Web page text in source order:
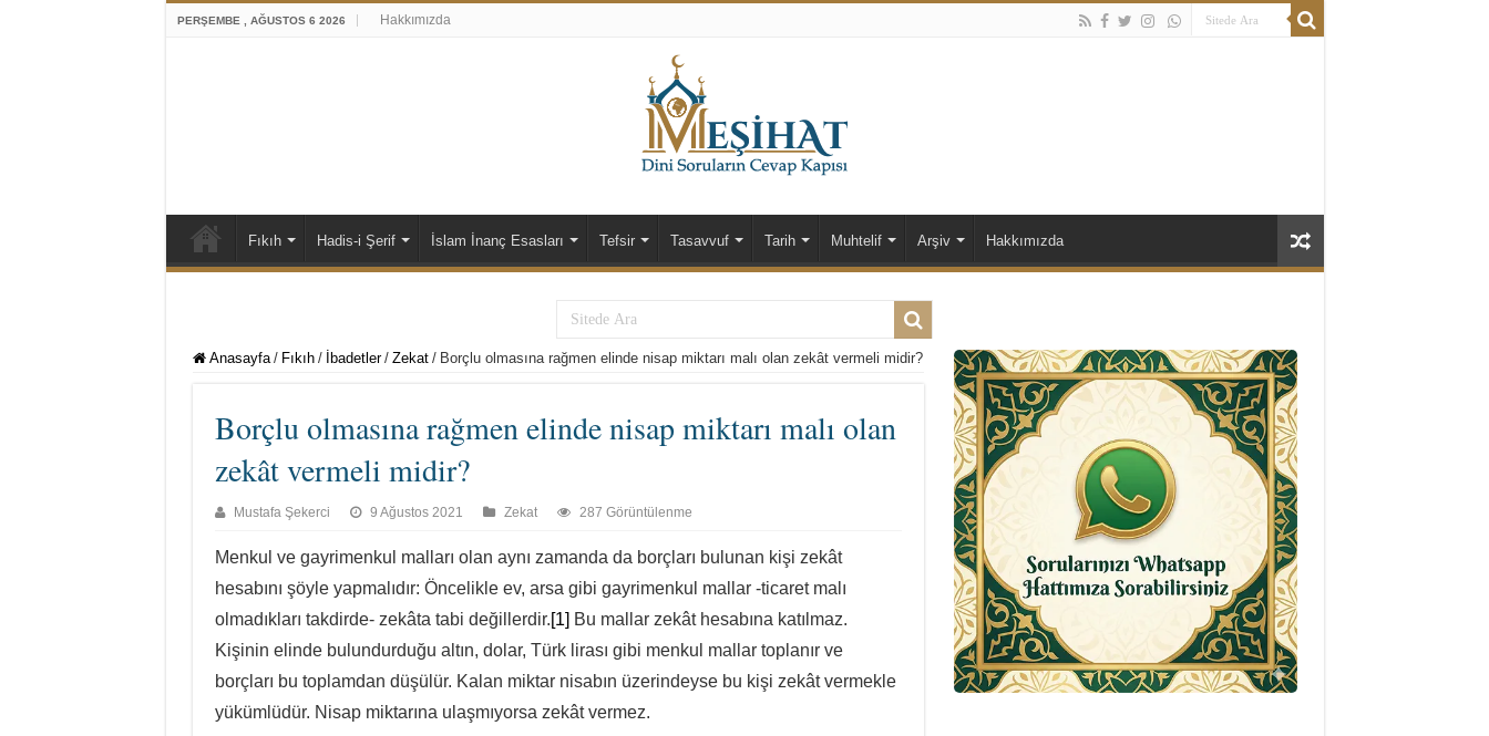
PERŞEMBE , AĞUSTOS 6 2026 Hakkımızda
Fıkıh Hadis-i Şerif İslam İnanç Esasları Tefsir Tasavvuf Tarih Muhtelif Arşiv Hakkımızda
Anasayfa / Fıkıh / İbadetler / Zekat / Borçlu olmasına rağmen elinde nisap miktarı malı olan zekât vermeli midir?
Borçlu olmasına rağmen elinde nisap miktarı malı olan
zekât vermeli midir?
Mustafa Şekerci 9 Ağustos 2021 Zekat 287 Görüntülenme
Menkul ve gayrimenkul malları olan aynı zamanda da borçları bulunan kişi zekât
hesabını şöyle yapmalıdır: Öncelikle ev, arsa gibi gayrimenkul mallar -ticaret malı
olmadıkları takdirde- zekâta tabi değillerdir.[1] Bu mallar zekât hesabına katılmaz.
Kişinin elinde bulundurduğu altın, dolar, Türk lirası gibi menkul mallar toplanır ve
borçları bu toplamdan düşülür. Kalan miktar nisabın üzerindeyse bu kişi zekât vermekle
yükümlüdür. Nisap miktarına ulaşmıyorsa zekât vermez.